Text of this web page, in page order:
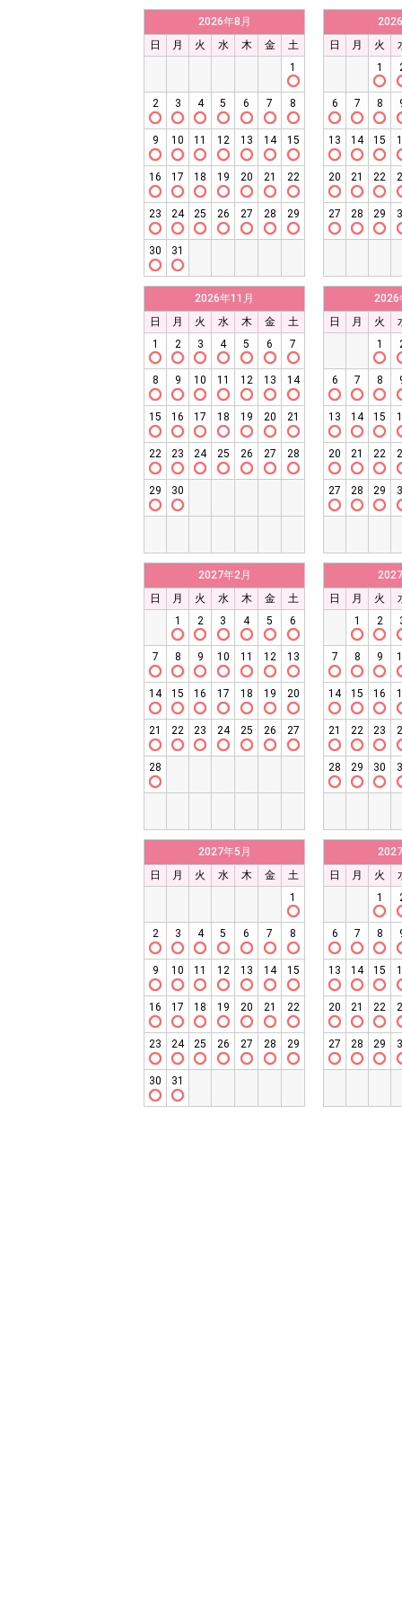
2026年8月
日
月 火 水 木 金
土
1
2 3 4 5 6 7 8
9 10 11 12 13 14 15
16 17 18 19 20 21 22
23 24 25 26 27 28 29
30 31
日
月 火
1
6 7 8
13 14 15
20 21 22
27 28 29
2026年11月
日
月 火 水 木 金
土
1
2 3 4 5 6 7
8 9 10 11 12 13 14
15 16 17 18 19 20 21
22 23 24 25 26 27 28
29 30
2026
日
月 火
1
6 7 8
13 14 15
20 21 22
27 28 29
2027年2月
日
月 火 水 木 金
土
1
2 3 4 5 6
7 8 9 10 11 12 13
14 15 16 17 18 19 20
21 22 23 24 25 26 27
28
日
月 火
1
2
7 8 9
14 15 16
21 22 23
28 29 30
2027年5月
日
月 火 水 木 金
土
1
2 3 4 5 6 7 8
9 10 11 12 13 14 15
16 17 18 19 20 21 22
23 24 25 26 27 28 29
30 31
日
月 火
1
6 7 8
13 14 15
20 21 22
27 28 29